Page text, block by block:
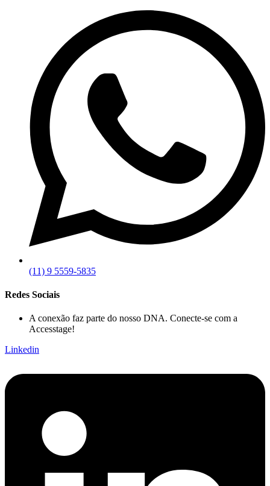
(11) 9 5559-5835
Redes Sociais
A conexão faz parte do nosso DNA. Conecte-se com a
Accesstage!
Linkedin